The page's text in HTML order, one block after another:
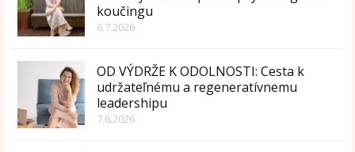
koučingu
6.7.2026
OD VÝDRŽE K ODOLNOSTI: Cesta k
udržateľnému a regeneratívnemu
leadershipu
7.6.2026